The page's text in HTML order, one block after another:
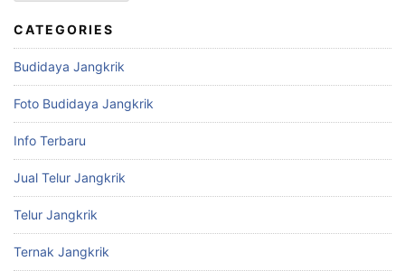
CATEGORIES
Budidaya Jangkrik
Foto Budidaya Jangkrik
Info Terbaru
Jual Telur Jangkrik
Telur Jangkrik
Ternak Jangkrik